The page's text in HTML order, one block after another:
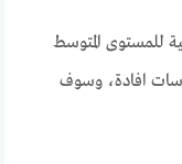
للمستوى المتوسط
افادة، وسوف